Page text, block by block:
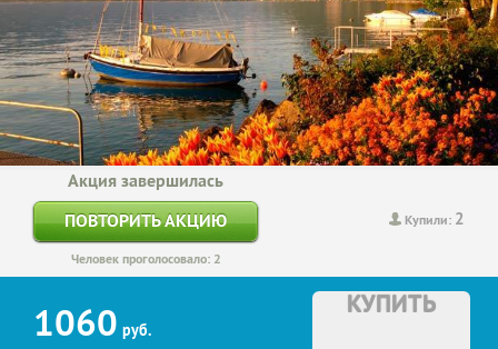
Купили: 2
Акция завершилась
ПОВТОРИТЬ АКЦИЮ
Человек проголосовало: 2
1060 руб.
КУПИТЬ